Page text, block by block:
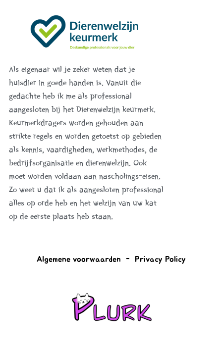
Als eigenaar wil je zeker weten dat je
huisdier in goede handen is. Vanuit die
gedachte heb ik me als professional
aangesloten bij het Dierenwelzijn keurmerk.
Keurmerkdragers worden gehouden aan
strikte regels en worden getoetst op gebieden
als kennis, vaardigheden, werkmethodes, de
bedrijfsorganisatie en dierenwelzijn. Ook
moet worden voldaan aan nascholings-eisen.
Zo weet u dat ik als aangesloten professional
alles op orde heb en het welzijn van uw kat
op de eerste plaats heb staan.
Algemene voorwaarden - Privacy Policy